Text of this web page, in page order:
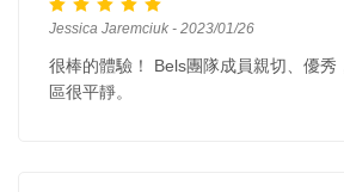
Jessica Jaremciuk - 2023/01/26
很棒的體驗！ Bels團隊成員親切、優秀
區很平靜。